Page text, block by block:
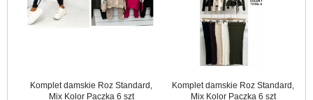
Komplet damskie Roz Standard,
Mix Kolor Paczka 6 szt
Komplet damskie Roz Standard,
Mix Kolor Paczka 6 szt